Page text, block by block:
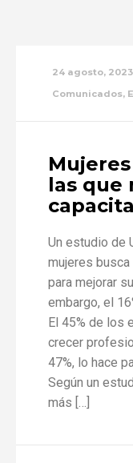
24 agosto, 2023
Comunicados,
las que
Un estudio de
mujeres
para mejorar
embargo, el
El 45% de los
crecer
47%, lo hace
Según un
más […]